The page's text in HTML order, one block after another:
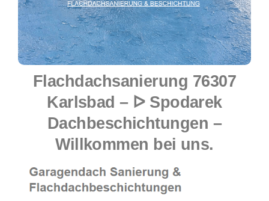
Flachdachsanierung 76307
Karlsbad – ᐅ Spodarek
Dachbeschichtungen –
Willkommen bei uns.